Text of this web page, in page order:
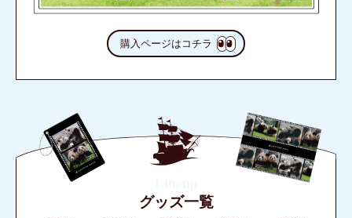
購入ページはコチラ
グッズ一覧